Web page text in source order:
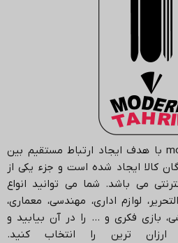
با هدف ایجاد ارتباط مستقیم بین
کالا ایجاد شده است و جزء یکی از
می باشد. شما می توانید انواع
لوازم اداری، مهندسی، معماری،
بازی فکری و … را در آن بیابید و
ترین را انتخاب کنید.